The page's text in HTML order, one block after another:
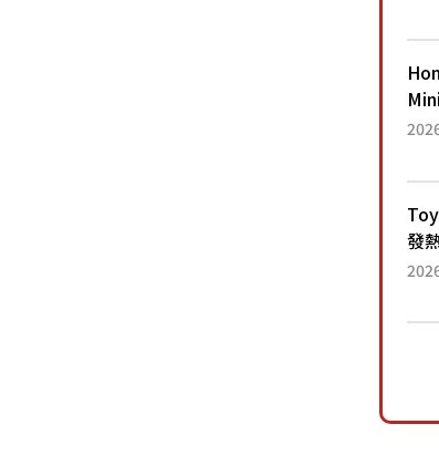
運
備
「
公
舒
發
下
後